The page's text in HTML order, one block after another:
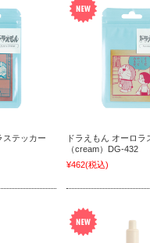
ステッカー
ドラえもん オーロラ
（cream）DG-432
¥462(税込)